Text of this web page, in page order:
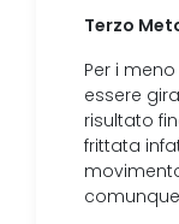
Terzo
Per i
essere
risultato
frittata